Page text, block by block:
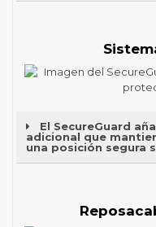
El SecureGuard
adicional que
una posición segura